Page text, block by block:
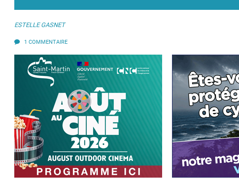
ESTELLE GASNET
1 COMMENTAIRE